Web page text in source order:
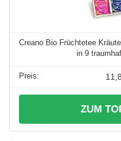
Creano Bio Früchtetee
in 9
ZUM